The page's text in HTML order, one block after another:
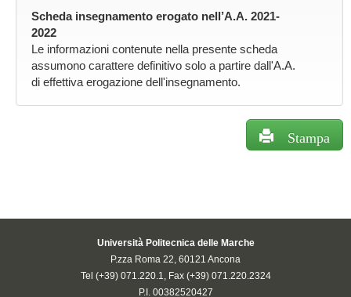
Scheda insegnamento erogato nell’A.A. 2021-
2022
Le informazioni contenute nella presente scheda
assumono carattere definitivo solo a partire dall'A.A.
di effettiva erogazione dell'insegnamento.
Stampa
Università Politecnica delle Marche
P.zza Roma 22, 60121 Ancona
Tel (+39) 071.220.1, Fax (+39) 071.220.2324
P.I. 00382520427